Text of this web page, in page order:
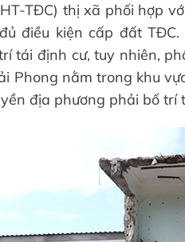
TĐC) thị xã phối hợp
điều kiện cấp đất
tái định cư, tuy nhiên,
Phong nằm trong khu
địa phương phải bố trí